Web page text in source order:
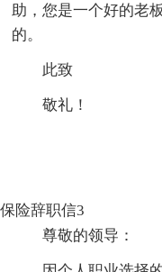
助，您是一个好的老
的。
此致
敬礼！
保险辞职信3
尊敬的领导：